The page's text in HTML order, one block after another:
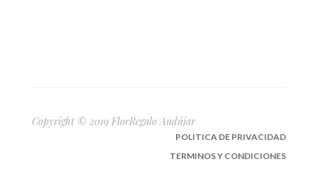
Copyright © 2019 FlorRegalo Andújar
POLITICA DE PRIVACIDAD
TERMINOS Y CONDICIONES